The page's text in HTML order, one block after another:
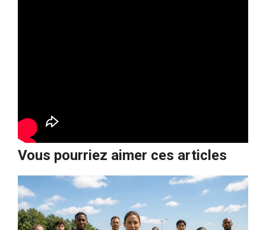
Vous pourriez aimer ces articles